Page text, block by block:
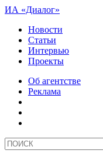
ИА «Диалог»
Новости
Статьи
Интервью
Проекты
Об агентстве
Реклама